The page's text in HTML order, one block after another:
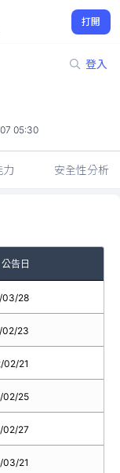
打開
登入
05:30
力 安全性分析
公告日
03/28
02/23
02/21
02/25
02/27
03/21